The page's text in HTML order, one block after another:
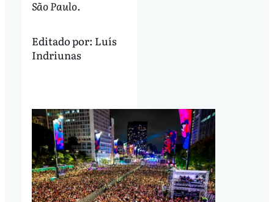
São Paulo.
Editado por: Luís
Indriunas